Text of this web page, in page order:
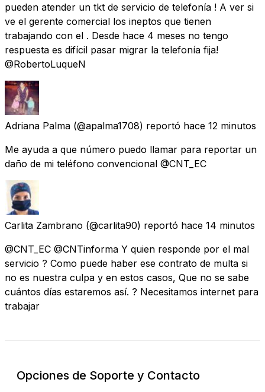
pueden atender un tkt de servicio de telefonía ! A ver si
ve el gerente comercial los ineptos que tienen
trabajando con el . Desde hace 4 meses no tengo
respuesta es difícil pasar migrar la telefonía fija!
@RobertoLuqueN
Adriana Palma (@apalma1708) reportó hace 12 minutos
Me ayuda a que número puedo llamar para reportar un
daño de mi teléfono convencional @CNT_EC
Carlita Zambrano (@carlita90) reportó hace 14 minutos
@CNT_EC @CNTinforma Y quien responde por el mal
servicio ? Como puede haber ese contrato de multa si
no es nuestra culpa y en estos casos, Que no se sabe
cuántos días estaremos así. ? Necesitamos internet para
trabajar
Opciones de Soporte y Contacto